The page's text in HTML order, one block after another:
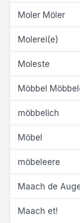
Moler Möler
Molerei(e)
Moleste
Möbbel
möbbelich
Möbel
möbeleere
Maach de
Maach et!